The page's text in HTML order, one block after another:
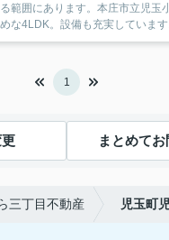
範囲にあります。本庄市立児玉
な4LDK。設備も充実しています
1
まとめて
三丁目不動産 児玉町